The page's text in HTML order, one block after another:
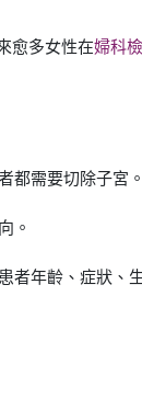
愈多女性在婦科
都需要切除子宮。
。
者年齡、症狀、